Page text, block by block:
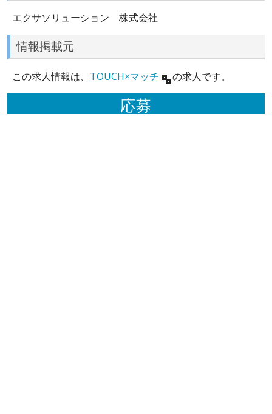
エクサソリューション 株式会社
情報掲載元
この求人情報は、 TOUCH×マッチ の求人です。
応募